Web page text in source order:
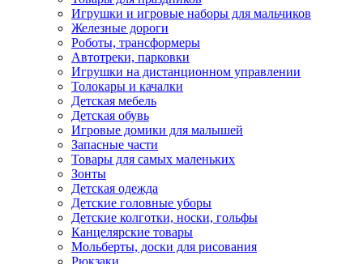
Игрушки и игровые наборы для мальчиков
Железные дороги
Роботы, трансформеры
Автотреки, парковки
Игрушки на дистанционном управлении
Толокары и качалки
Детская мебель
Детская обувь
Игровые домики для малышей
Запасные части
Товары для самых маленьких
Зонты
Детская одежда
Детские головные уборы
Детские колготки, носки, гольфы
Канцелярские товары
Мольберты, доски для рисования
Рюкзаки